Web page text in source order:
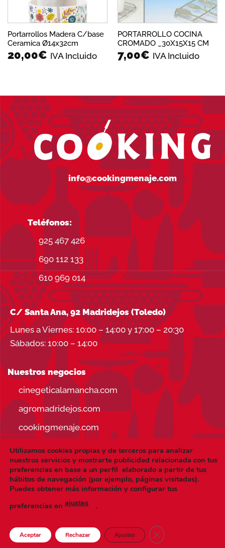
Portarrollos Madera C/base
Ceramica Ø14x32cm
20,00€ IVA Incluido
PORTARROLLO COCINA
CROMADO _30X15X15 CM
7,00€ IVA Incluido
info@cookingmenaje.com
Teléfonos:
925 467 426
690 112 133
610 969 014
C/ Santa Ana, 92 Madridejos (Toledo)
Lunes a Viernes: 10:00 – 14:00 y 17:00 – 20:30
Sábados: 10:00 – 14:00
Nuestros negocios
cinegeticalamancha.com
agromadridejos.com
cookingmenaje.com
Visa PayPal Stripe MasterCard
CONDICIONES DE USO
Copyright 2026 ©cookingmenaje.es| Hecho a mano y con
mucho
porUNBUENPLAN GROUP
Utilizamos cookies propias y de terceros para analizar
nuestros servicios y mostrarte publicidad relacionada con tus
preferencias en base a un perfil elaborado a partir de tus
hábitos de navegación (por ejemplo, páginas visitadas).
Puedes obtener más información y configurar tus
preferencias en ajustes .
Aceptar Rechazar Ajustes CERRAR EL